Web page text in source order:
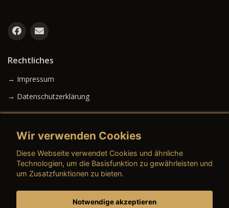
Rechtliches
→ Impressum
→ Datenschutzerklärung
→ AGB (Gebrauchtwagen)
Wir verwenden Cookies
Diese Webseite verwendet Cookies und ähnliche
Technologien, um die Basisfunktion zu gewährleisten und
um Zusatzfunktionen zu bieten.
Notwendige akzeptieren